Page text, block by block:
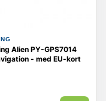
Alien PY-GPS7014
- med EU-kort